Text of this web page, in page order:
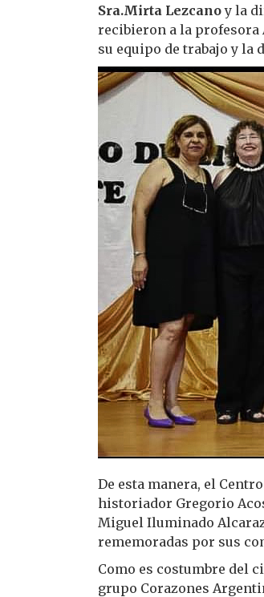
Sra.Mirta Lezcanoy la
recibieron a la profesora
su equipo de trabajo y la
De esta manera, el
historiador Gregorio
Miguel Iluminado
rememoradas por sus
Como es costumbre del
grupo Corazones